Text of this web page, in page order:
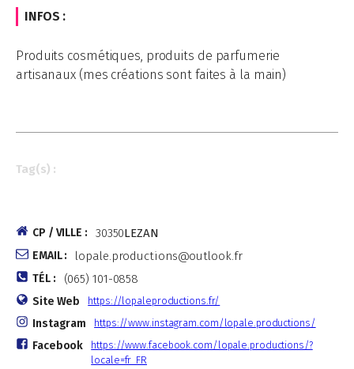
INFOS :
Produits cosmétiques, produits de parfumerie
artisanaux (mes créations sont faites à la main)
Tag(s) :
CP / VILLE : 30350LEZAN
EMAIL : lopale.productions@outlook.fr
TÉL : (065) 101-0858
Site Web https://lopaleproductions.fr/
Instagram https://www.instagram.com/lopale.productions/
Facebook
https://www.facebook.com/lopale.productions/?
locale=fr_FR